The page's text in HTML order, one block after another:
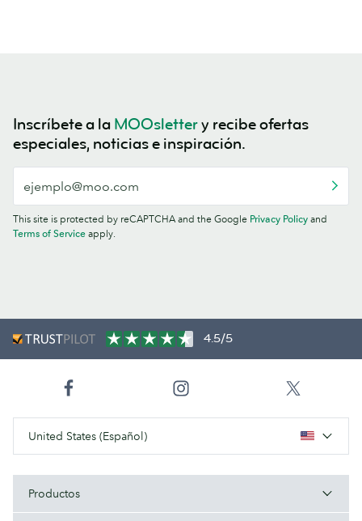
Inscríbete a la MOOslettery recibe ofertas
especiales, noticias e inspiración.
This site is protected by reCAPTCHA and the Google Privacy Policy and
Terms of Service apply.
4.5/5
United States (Español)
Productos